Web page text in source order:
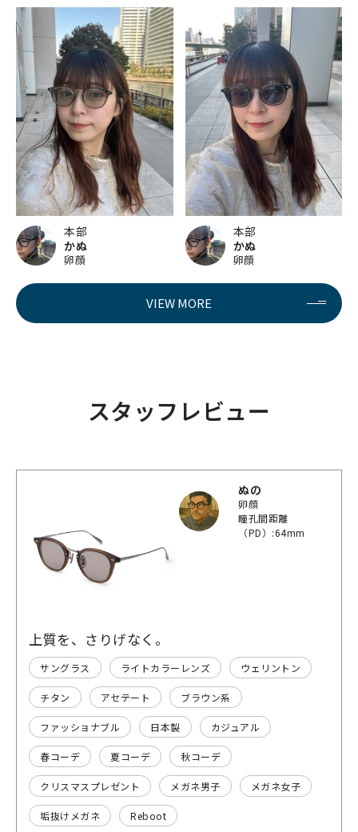
本部
かぬ
卵顔
本部
かぬ
卵顔
VIEW MORE
スタッフレビュー
ぬの
卵顔
瞳孔間距離
（PD）:64mm
上質を、さりげなく。
サングラス ライトカラーレンズ ウェリントン
チタン アセテート ブラウン系
ファッショナブル 日本製 カジュアル
春コーデ 夏コーデ 秋コーデ
クリスマスプレゼント メガネ男子 メガネ女子
垢抜けメガネ Reboot